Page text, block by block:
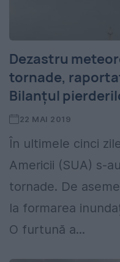
Dezastru
tornade,
Bilanțul
22 MAI 2019
În ultimele cinci
Americii (SUA) s-
tornade. De
la formarea
O furtună a...